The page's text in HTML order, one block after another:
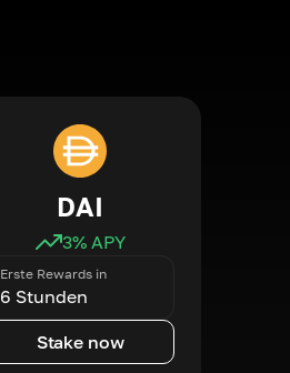
DAI
3% APY
Erste Rewards in
6 Stunden
Stake now